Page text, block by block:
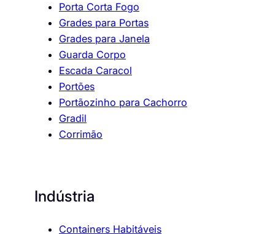
Porta Corta Fogo
Grades para Portas
Grades para Janela
Guarda Corpo
Escada Caracol
Portões
Portãozinho para Cachorro
Gradil
Corrimão
Indústria
Containers Habitáveis